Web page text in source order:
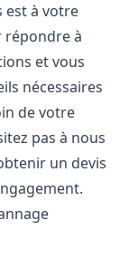
est à votre
à
et vous
nécessaires
de votre
pas à nous
un devis